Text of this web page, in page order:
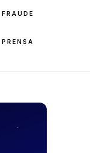
FRAUDE
PRENSA